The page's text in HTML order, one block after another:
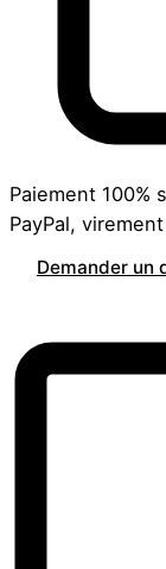
Paiement 100%
PayPal, virement
Demander un